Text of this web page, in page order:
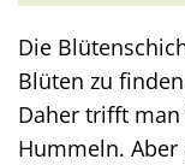
Die
Blüten zu
Daher trifft
Hummeln. Aber